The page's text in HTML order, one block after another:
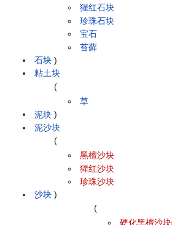
石块
猩红石块
珍珠石块
宝石
苔藓
)
粘土块
泥块
(
草
)
泥沙块
沙块
(
黑檀沙块
猩红沙块
珍珠沙块
)
(
硬化黑檀沙块